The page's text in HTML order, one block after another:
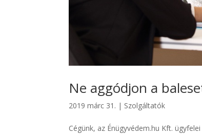
Ne aggódjon a
2019 márc 31. | Szolgáltatók
Cégünk, az Énügyvédem.hu Kft.